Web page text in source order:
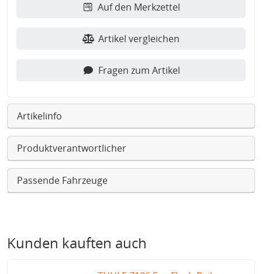
Auf den Merkzettel
Artikel vergleichen
Fragen zum Artikel
Artikelinfo
Produktverantwortlicher
Passende Fahrzeuge
Kunden kauften auch